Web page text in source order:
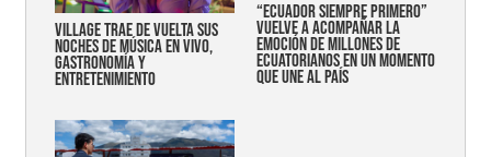
Village trae de vuelta sus
noches de música en vivo,
gastronomía y
entretenimiento
“Ecuador siempre primero”
vuelve a acompañar la
emoción de millones de
ecuatorianos en un momento
que une al país